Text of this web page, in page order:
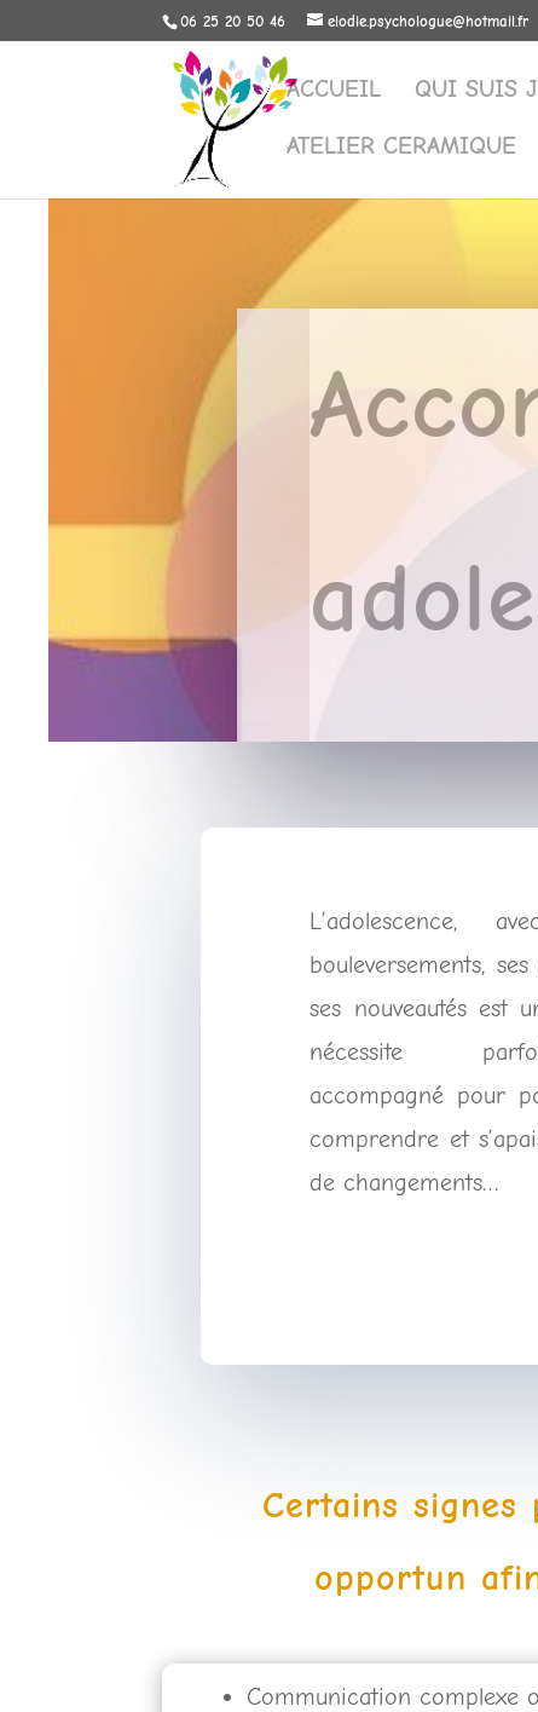
06 25 20 50 46 elodie.psychologue@hotmail.fr
ACCUEIL QUI SUIS
ATELIER CERAMIQUE
L’adolescence,
bouleversements,
ses nouveautés est
nécessite
accompagné pour
comprendre et
de changements…
Certains
opportun
Communication complexe